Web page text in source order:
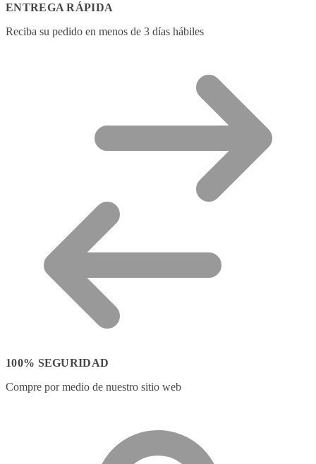
ENTREGA RÁPIDA
Reciba su pedido en menos de 3 días hábiles
100% SEGURIDAD
Compre por medio de nuestro sitio web